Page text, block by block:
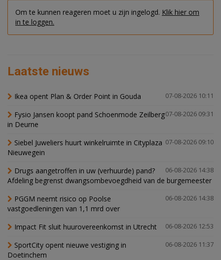
Om te kunnen reageren moet u zijn ingelogd. Klik hier om
in te loggen.
Laatste nieuws
07-08-2026 10:11
Ikea opent Plan & Order Point in Gouda
07-08-2026 09:31
Fysio Jansen koopt pand Schoenmode Zeilberg
in Deurne
07-08-2026 09:10
Siebel Juweliers huurt winkelruimte in Cityplaza
Nieuwegein
06-08-2026 14:38
Drugs aangetroffen in uw (verhuurde) pand?
Afdeling begrenst dwangsombevoegdheid van de burgemeester
06-08-2026 14:38
PGGM neemt risico op Poolse
vastgoedleningen van 1,1 mrd over
06-08-2026 12:53
Impact Fit sluit huurovereenkomst in Utrecht
06-08-2026 11:37
SportCity opent nieuwe vestiging in
Doetinchem